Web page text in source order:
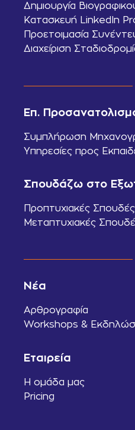
Δημιουργία
Κατασκευή LinkedIn
Προετοιμασία
Διαχείριση
Επ.
Συμπλήρωση
Υπηρεσίες προς
Σπουδάζω στο
Προπτυχιακές Σπουδές
Μεταπτυχιακές
Νέα
Αρθρογραφία
Workshops &
Εταιρεία
Η ομάδα μας
Pricing